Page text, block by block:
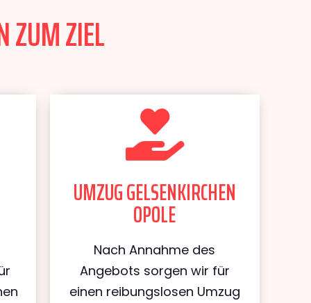
ZUM ZIEL
UMZUG GELSENKIRCHEN
OPOLE
Nach Annahme des
Angebots sorgen wir für
einen reibungslosen Umzug